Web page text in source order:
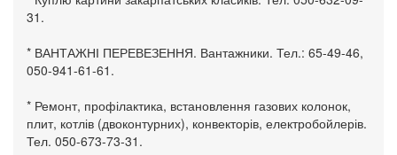
31.
* ВАНТАЖНІ ПЕРЕВЕЗЕННЯ. Вантажники. Тел.: 65-49-46,
050-941-61-61.
* Ремонт, профілактика, встановлення газових колонок,
плит, котлів (двоконтурних), конвекторів, електробойлерів.
Тел. 050-673-73-31.